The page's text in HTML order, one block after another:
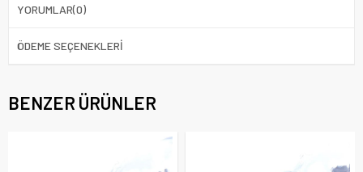
YORUMLAR(0)
ÖDEME SEÇENEKLERI
BENZER ÜRÜNLER